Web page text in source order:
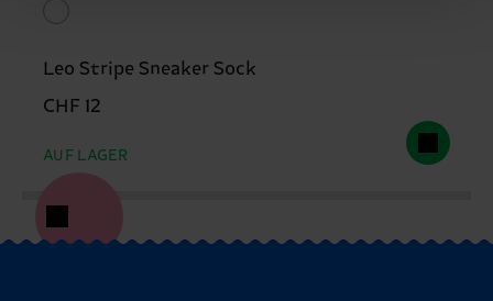
Leo Stripe Sneaker Sock
CHF 12
AUF LAGER